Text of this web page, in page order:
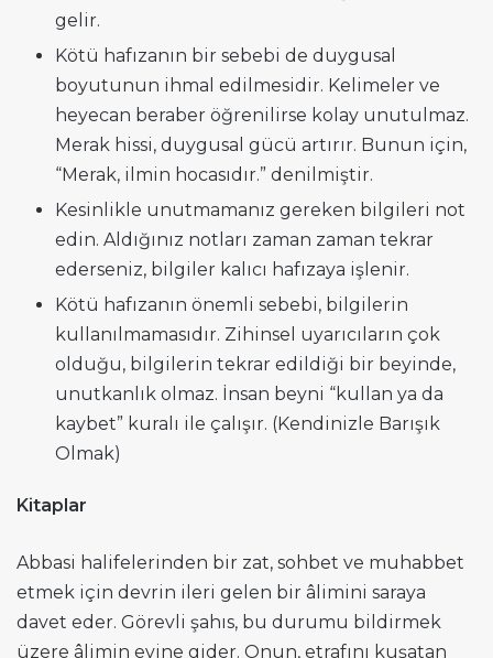
gelir.
Kötü hafızanın bir sebebi de duygusal
boyutunun ihmal edilmesidir. Kelimeler ve
heyecan beraber öğrenilirse kolay unutulmaz.
Merak hissi, duygusal gücü artırır. Bunun için,
“Merak, ilmin hocasıdır.” denilmiştir.
Kesinlikle unutmamanız gereken bilgileri not
edin. Aldığınız notları zaman zaman tekrar
ederseniz, bilgiler kalıcı hafızaya işlenir.
Kötü hafızanın önemli sebebi, bilgilerin
kullanılmamasıdır. Zihinsel uyarıcıların çok
olduğu, bilgilerin tekrar edildiği bir beyinde,
unutkanlık olmaz. İnsan beyni “kullan ya da
kaybet” kuralı ile çalışır. (Kendinizle Barışık
Olmak)
Kitaplar
Abbasi halifelerinden bir zat, sohbet ve muhabbet
etmek için devrin ileri gelen bir âlimini saraya
davet eder. Görevli şahıs, bu durumu bildirmek
üzere âlimin evine gider. Onun, etrafını kuşatan